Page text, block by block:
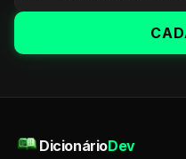
DicionárioDev